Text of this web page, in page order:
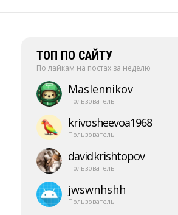
ТОП ПО САЙТУ
По лайкам на постах за неделю
Maslennikov
Пользователь
krivosheevoa1968
Пользователь
davidkrishtopov
Пользователь
jwswnhshh
Пользователь